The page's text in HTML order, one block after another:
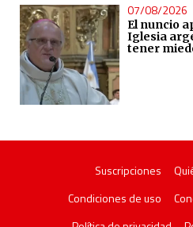
07/08/2026
El nuncio
Iglesia
tener
Suscripciones
Condiciones de uso